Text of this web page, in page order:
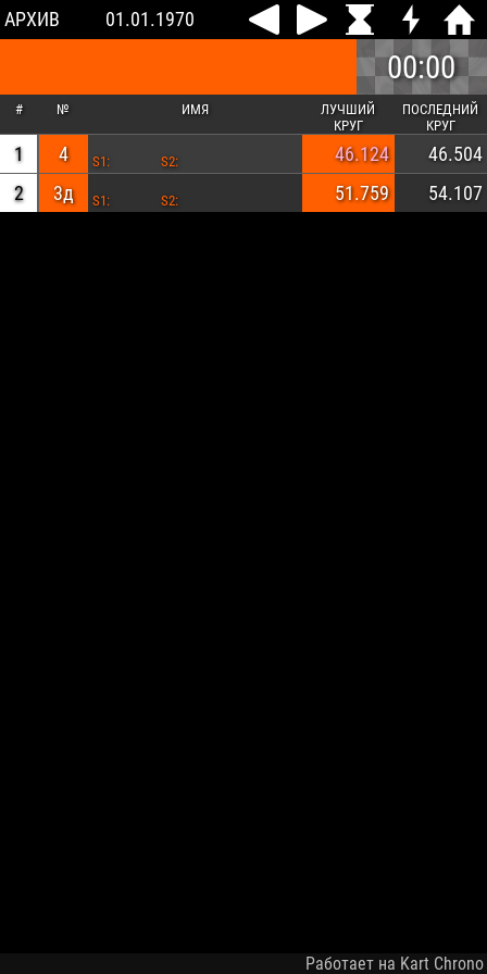
АРХИВ 01.01.1970
00:00
# № ИМЯ
ЛУЧШИЙ
КРУГ
ПОСЛЕДНИЙ
КРУГ
1 4 S1: S2: 46.124
46.504
2
3д S1: S2: 51.759 54.107
Работает на Kart Chrono